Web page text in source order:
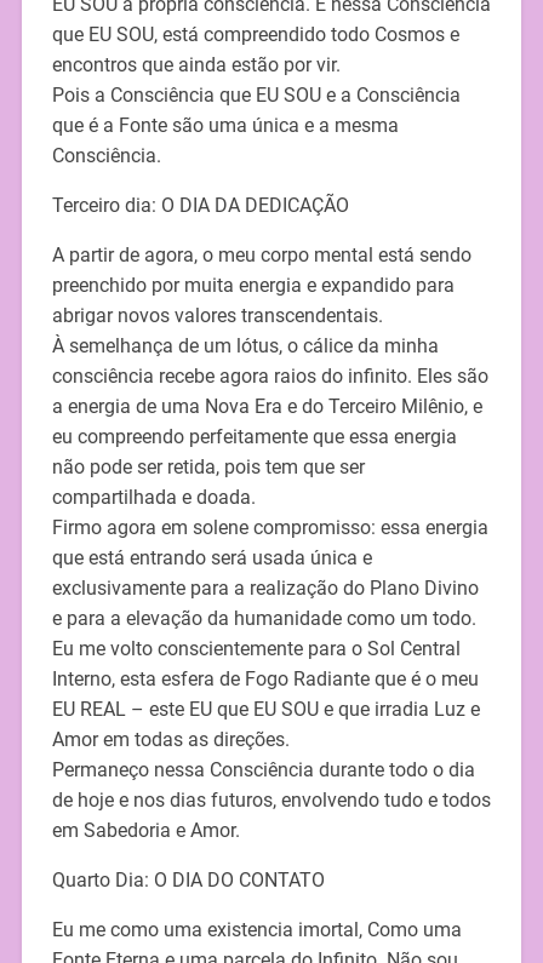
que EU SOU, está compreendido todo Cosmos e
encontros que ainda estão por vir.
Pois a Consciência que EU SOU e a Consciência
que é a Fonte são uma única e a mesma
Consciência.
Terceiro dia: O DIA DA DEDICAÇÃO
A partir de agora, o meu corpo mental está sendo
preenchido por muita energia e expandido para
abrigar novos valores transcendentais.
À semelhança de um lótus, o cálice da minha
consciência recebe agora raios do infinito. Eles são
a energia de uma Nova Era e do Terceiro Milênio, e
eu compreendo perfeitamente que essa energia
não pode ser retida, pois tem que ser
compartilhada e doada.
Firmo agora em solene compromisso: essa energia
que está entrando será usada única e
exclusivamente para a realização do Plano Divino
e para a elevação da humanidade como um todo.
Eu me volto conscientemente para o Sol Central
Interno, esta esfera de Fogo Radiante que é o meu
EU REAL – este EU que EU SOU e que irradia Luz e
Amor em todas as direções.
Permaneço nessa Consciência durante todo o dia
de hoje e nos dias futuros, envolvendo tudo e todos
em Sabedoria e Amor.
Quarto Dia: O DIA DO CONTATO
Eu me como uma existencia imortal, Como uma